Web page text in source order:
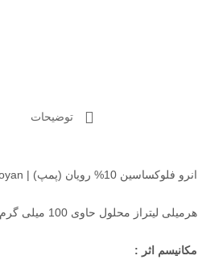
توضیحات
انرو فلوکساسین 10% رویان (پمپ) | Enrofloxacin 10% Rooyan
هرمیلی لیتراز محلول حاوی 100 میلی گرم انرو فلوکساسین است .
مکانیسم اثر :